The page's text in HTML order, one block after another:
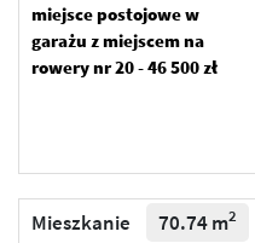
miejsce postojowe w
garażu z miejscem na
rowery nr 20 - 46 500 zł
Mieszkanie 70.74 m2